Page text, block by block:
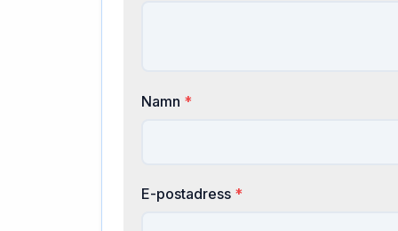
Namn *
E-postadress *